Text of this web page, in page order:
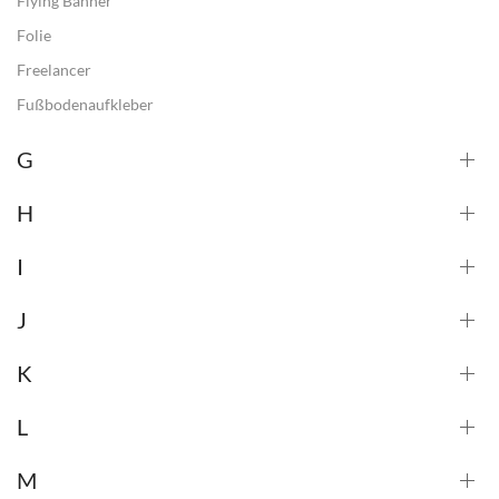
Folie
Freelancer
Fußbodenaufkleber
G
H
I
J
K
L
M